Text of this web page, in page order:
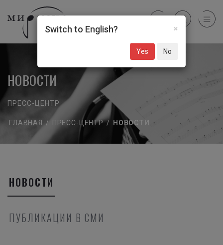
НОВОСТИ
ПРЕСС-ЦЕНТР
ГЛАВНАЯ / ПРЕСС-ЦЕНТР / НОВОСТИ
НОВОСТИ
ПУБЛИКАЦИИ В СМИ
×
Switch to English?
Yes No